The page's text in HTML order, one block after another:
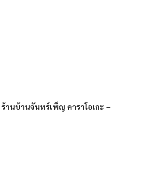
านบ้านจันทร์เพ็ญ คาราโอเกะ –